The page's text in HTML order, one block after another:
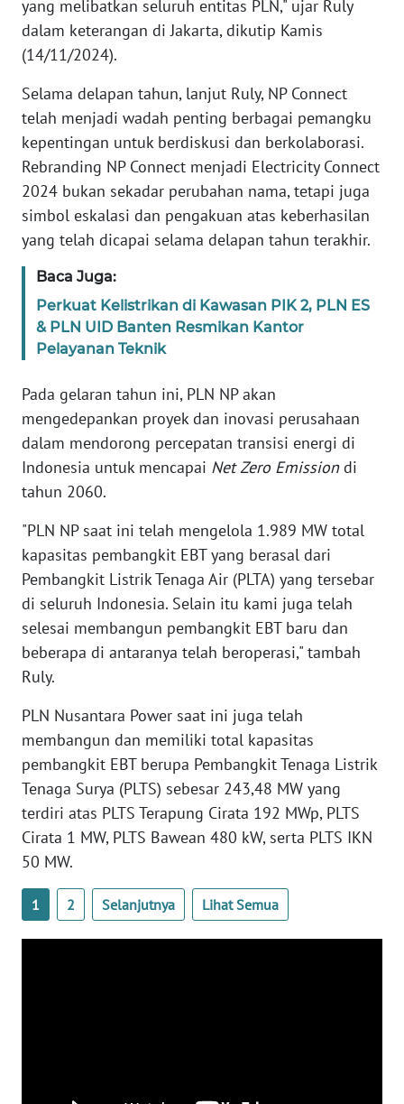
yang melibatkan seluruh entitas PLN," ujar Ruly
dalam keterangan di Jakarta, dikutip Kamis
(14/11/2024).
Selama delapan tahun, lanjut Ruly, NP Connect
telah menjadi wadah penting berbagai pemangku
kepentingan untuk berdiskusi dan berkolaborasi.
Rebranding NP Connect menjadi Electricity Connect
2024 bukan sekadar perubahan nama, tetapi juga
simbol eskalasi dan pengakuan atas keberhasilan
yang telah dicapai selama delapan tahun terakhir.
Baca Juga:
Perkuat Kelistrikan di Kawasan PIK 2, PLN ES
& PLN UID Banten Resmikan Kantor
Pelayanan Teknik
Pada gelaran tahun ini, PLN NP akan
mengedepankan proyek dan inovasi perusahaan
dalam mendorong percepatan transisi energi di
Indonesia untuk mencapai Net Zero Emissiondi
tahun 2060.
"PLN NP saat ini telah mengelola 1.989 MW total
kapasitas pembangkit EBT yang berasal dari
Pembangkit Listrik Tenaga Air (PLTA) yang tersebar
di seluruh Indonesia. Selain itu kami juga telah
selesai membangun pembangkit EBT baru dan
beberapa di antaranya telah beroperasi," tambah
Ruly.
PLN Nusantara Power saat ini juga telah
membangun dan memiliki total kapasitas
pembangkit EBT berupa Pembangkit Tenaga Listrik
Tenaga Surya (PLTS) sebesar 243,48 MW yang
terdiri atas PLTS Terapung Cirata 192 MWp, PLTS
Cirata 1 MW, PLTS Bawean 480 kW, serta PLTS IKN
50 MW.
1 2 Selanjutnya Lihat Semua
NTT
WN
WN
PAPUA
WN
PAPUA
WN
RIAU
WN
JAMBI
WN
SULTRA
NTB
WN
SULTENG
WN
WN
BABEL
WN
SUMBAR
SUMSEL
JATENG